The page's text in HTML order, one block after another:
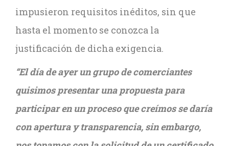
impusieron requisitos inéditos, sin que
hasta el momento se conozca la
justificación de dicha exigencia.
“El día de ayer un grupo de comerciantes
quisimos presentar una propuesta para
participar en un proceso que creímos se daría
con apertura y transparencia, sin embargo,